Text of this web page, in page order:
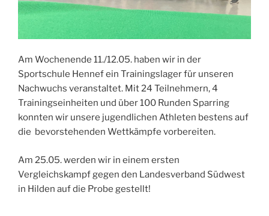
Am Wochenende 11./12.05. haben wir in der
Sportschule Hennef ein Trainingslager für unseren
Nachwuchs veranstaltet. Mit 24 Teilnehmern, 4
Trainingseinheiten und über 100 Runden Sparring
konnten wir unsere jugendlichen Athleten bestens auf
die bevorstehenden Wettkämpfe vorbereiten.
Am 25.05. werden wir in einem ersten
Vergleichskampf gegen den Landesverband Südwest
in Hilden auf die Probe gestellt!